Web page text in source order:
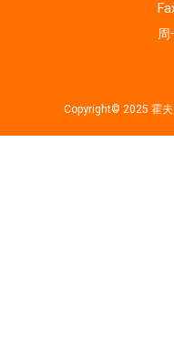
Copyright© 2025 霍